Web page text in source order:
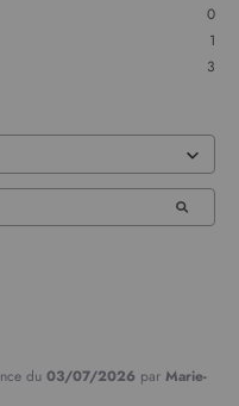
0
1
3
du 03/07/2026 par Marie-